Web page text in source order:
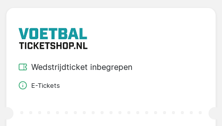
Wedstrijdticket inbegrepen
E-Tickets